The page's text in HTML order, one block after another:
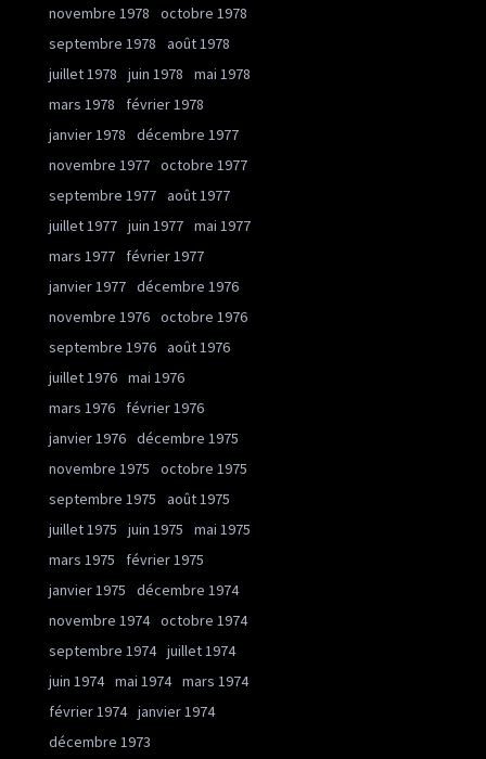
novembre 1978
octobre 1978
septembre 1978
août 1978
juillet 1978
juin 1978
mai 1978
mars 1978
février 1978
janvier 1978
décembre 1977
novembre 1977 octobre 1977
septembre 1977 août 1977
juillet 1977 juin 1977 mai 1977
mars 1977
février 1977
janvier 1977 décembre 1976
novembre 1976 octobre 1976
septembre 1976 août 1976
juillet 1976 mai 1976
mars 1976
février 1976
janvier 1976 décembre 1975
novembre 1975
octobre 1975
septembre 1975
août 1975
juillet 1975
juin 1975
mai 1975
mars 1975
février 1975
janvier 1975
décembre 1974
novembre 1974 octobre 1974
septembre 1974 juillet 1974
juin 1974 mai 1974 mars 1974
février 1974 janvier 1974
décembre 1973